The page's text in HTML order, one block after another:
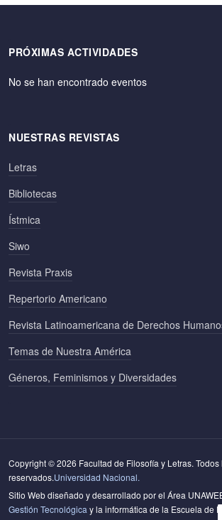
PRÓXIMAS ACTIVIDADES
No se han encontrado eventos
NUESTRAS REVISTAS
Letras
Bibliotecas
Ístmica
Siwo
Revista Praxis
Repertorio Americano
Revista Latinoamericana de Derechos
Temas de Nuestra América
Géneros, Feminismos y Diversidades
Copyright © 2026 Facultad de Filosofía y Letras.
reservados.Universidad Nacional.
Sitio Web diseñado y desarrollado por el Área
Gestión Tecnológica y la informática de la Escuela de